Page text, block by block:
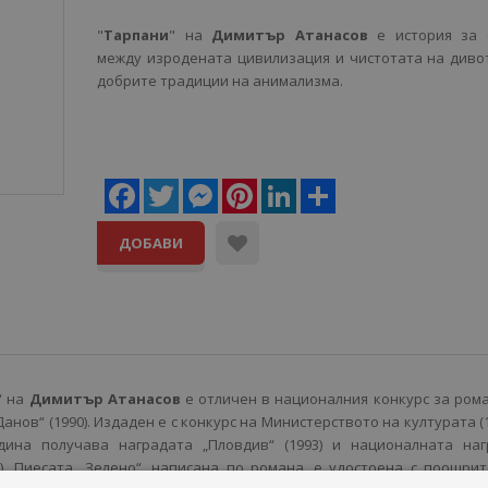
"Тарпани" на Димитър Атанасов е история за
между изродената цивилизация и чистотата на
добрите традиции на анимализма.
Facebook
Twitter MessengerPinterestLinkedIn
ДОБАВИ
на Димитър Атанасов е отличен в националния конкурс за
(1990). Издаден е с конкурс на Министерството на културата
получава наградата „Пловдив“ (1993) и националната
Пиесата „Зелено“, написана по романа, е удостоена с